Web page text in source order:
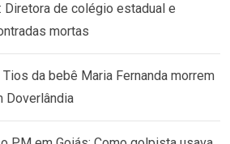
Diretora de colégio estadual e
mortas
Tios da bebê Maria Fernanda morrem
Doverlândia